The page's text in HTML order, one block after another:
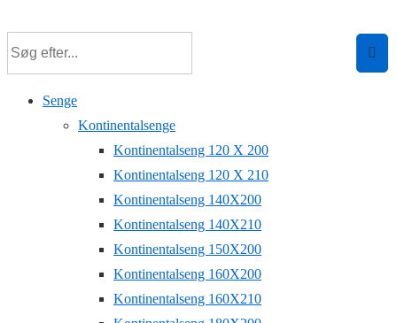
hovedindhold
Senge
Kontinentalsenge
Kontinentalseng 120 X 200
Kontinentalseng 120 X 210
Kontinentalseng 140X200
Kontinentalseng 140X210
Kontinentalseng 150X200
Kontinentalseng 160X200
Kontinentalseng 160X210